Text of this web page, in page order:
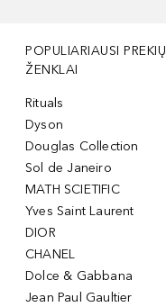
POPULIARIAUSI PREKIŲ
ŽENKLAI
Rituals
Dyson
Douglas Collection
Sol de Janeiro
MATH SCIETIFIC
Yves Saint Laurent
DIOR
CHANEL
Dolce & Gabbana
Jean Paul Gaultier